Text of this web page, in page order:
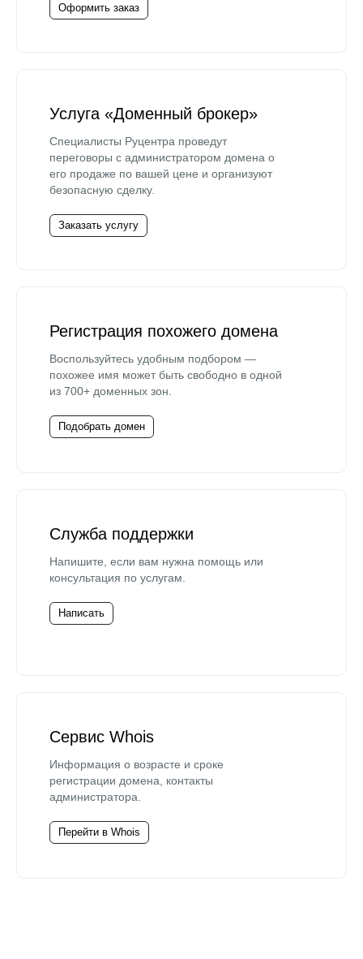
Оформить заказ
Услуга «Доменный брокер»
Специалисты Руцентра проведут
переговоры с администратором домена о
его продаже по вашей цене и организуют
безопасную сделку.
Заказать услугу
Регистрация похожего домена
Воспользуйтесь удобным подбором —
похожее имя может быть свободно в одной
из 700+ доменных зон.
Подобрать домен
Служба поддержки
Напишите, если вам нужна помощь или
консультация по услугам.
Написать
Сервис Whois
Информация о возрасте и сроке
регистрации домена, контакты
администратора.
Перейти в Whois